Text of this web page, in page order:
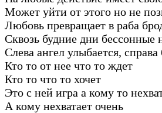
Может уйти от этого но не
Любовь превращает в раба
Сквозь будние дни бессонные
Слева ангел улыбается, справа
Кто то от нее что то ждет
Кто то что то хочет
Это с ней игра а кому то
А кому нехватает очень